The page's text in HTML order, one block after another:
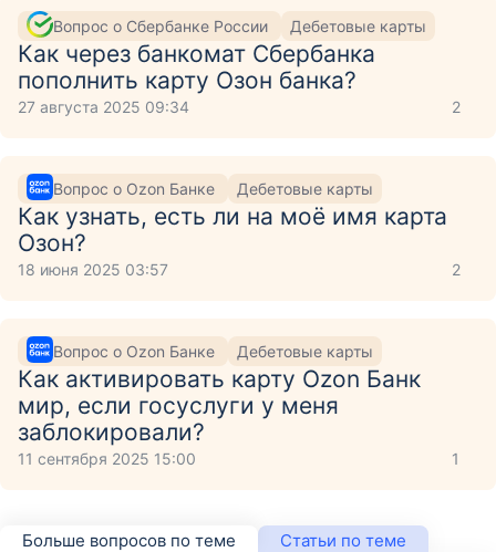
Вопрос о Сбербанке России Дебетовые карты
Как через банкомат Сбербанка
пополнить карту Озон банка?
27 августа 2025 09:34 2
Вопрос о Ozon Банке Дебетовые карты
Как узнать, есть ли на моё имя карта
Озон?
18 июня 2025 03:57 2
Вопрос о Ozon Банке Дебетовые карты
Как активировать карту Ozon Банк
мир, если госуслуги у меня
заблокировали?
11 сентября 2025 15:00 1
Больше вопросов по теме Статьи по теме